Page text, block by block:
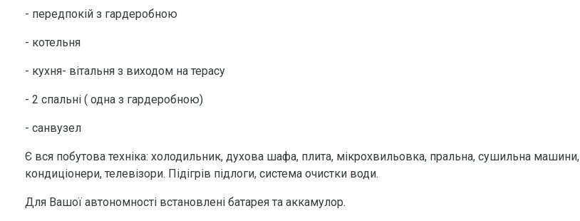
- передпокій з гардеробною
- котельня
- кухня- вітальня з виходом на терасу
- 2 спальні ( одна з гардеробною)
- санвузел
Є вся побутова техніка: холодильник, духова шафа, плита, мікрохвильовка, пральна, сушильна машини,
кондиціонери, телевізори. Підігрів підлоги, система очистки води.
Для Вашої автономності встановлені батарея та аккамулор.